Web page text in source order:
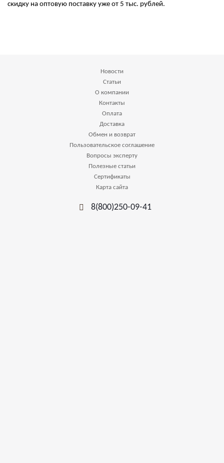
скидку на оптовую поставку уже от 5 тыс. рублей.
Новости
Статьи
О компании
Контакты
Оплата
Доставка
Обмен и возврат
Пользовательское соглашение
Вопросы эксперту
Полезные статьи
Сертификаты
Карта сайта
8(800)250-09-41